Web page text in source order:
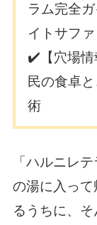
ラム完全
イトサフ
✔️【穴場情
民の食卓
術
「ハルニレ
の湯に入っ
るうちに、